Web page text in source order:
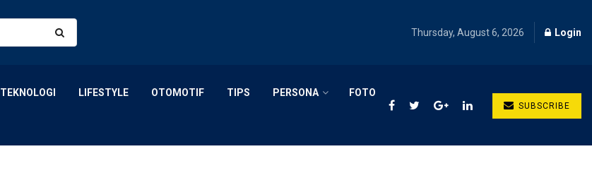
Thursday, August 6, 2026 Login
TEKNOLOGI LIFESTYLE OTOMOTIF TIPS PERSONA FOTO
SUBSCRIBE